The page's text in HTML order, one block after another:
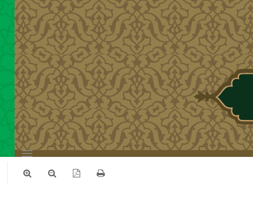
Toggle
navigation